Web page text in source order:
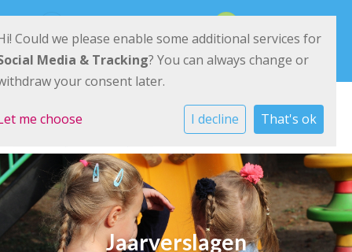
E-mailadres
Jaarverslagen
Could we please enable some additional services for
Media & Tracking? You can always change or
your consent later.
me choose I decline That's ok